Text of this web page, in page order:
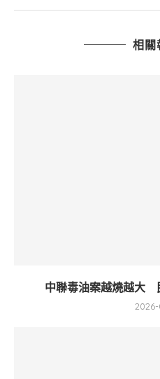
相關
中聯毒油案越燒越大
2026-